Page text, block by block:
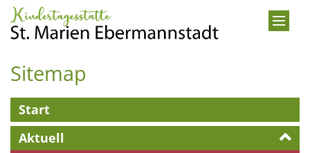
Zum Inhalt springen
Sitemap
Start
Aktuell